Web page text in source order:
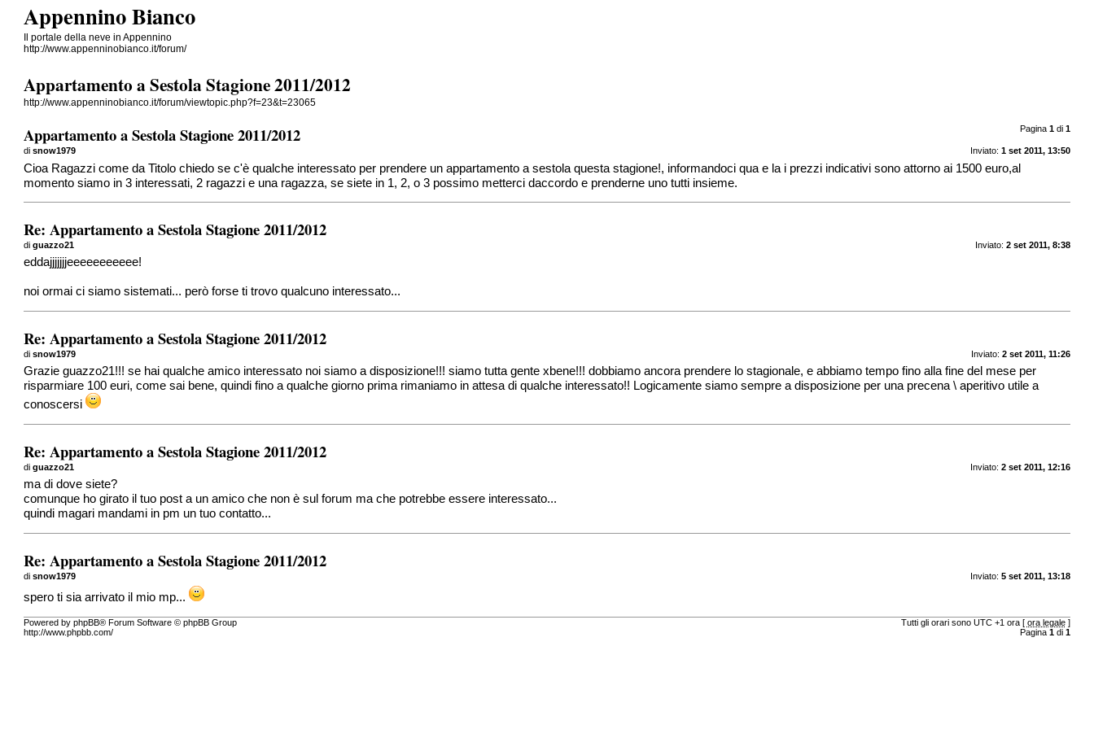
Appennino Bianco
Il portale della neve in Appennino
http://www.appenninobianco.it/forum/
Appartamento a Sestola Stagione 2011/2012
http://www.appenninobianco.it/forum/viewtopic.php?f=23&t=23065
Pagina 1di 1
Appartamento a Sestola Stagione 2011/2012
Inviato: 1 set 2011, 13:50
disnow1979
Cioa Ragazzi come da Titolo chiedo se c'è qualche interessato per prendere un appartamento a sestola questa stagione!, informandoci qua e la i prezzi indicativi sono attorno ai 1500 euro,al
momento siamo in 3 interessati, 2 ragazzi e una ragazza, se siete in 1, 2, o 3 possimo metterci daccordo e prenderne uno tutti insieme.
Re: Appartamento a Sestola Stagione 2011/2012
Inviato: 2 set 2011, 8:38
diguazzo21
eddajjjjjjjeeeeeeeeeee!
noi ormai ci siamo sistemati... però forse ti trovo qualcuno interessato...
Re: Appartamento a Sestola Stagione 2011/2012
Inviato: 2 set 2011, 11:26
disnow1979
Grazie guazzo21!!! se hai qualche amico interessato noi siamo a disposizione!!! siamo tutta gente xbene!!! dobbiamo ancora prendere lo stagionale, e abbiamo tempo fino alla fine del mese per
risparmiare 100 euri, come sai bene, quindi fino a qualche giorno prima rimaniamo in attesa di qualche interessato!! Logicamente siamo sempre a disposizione per una precena \ aperitivo utile a
conoscersi
Re: Appartamento a Sestola Stagione 2011/2012
Inviato: 2 set 2011, 12:16
diguazzo21
ma di dove siete?
comunque ho girato il tuo post a un amico che non è sul forum ma che potrebbe essere interessato...
quindi magari mandami in pm un tuo contatto...
Re: Appartamento a Sestola Stagione 2011/2012
Inviato: 5 set 2011, 13:18
disnow1979
spero ti sia arrivato il mio mp...
Tutti gli orari sono UTC +1 ora [ ora legale]
Pagina 1di 1
Powered by phpBB® Forum Software © phpBB Group
http://www.phpbb.com/